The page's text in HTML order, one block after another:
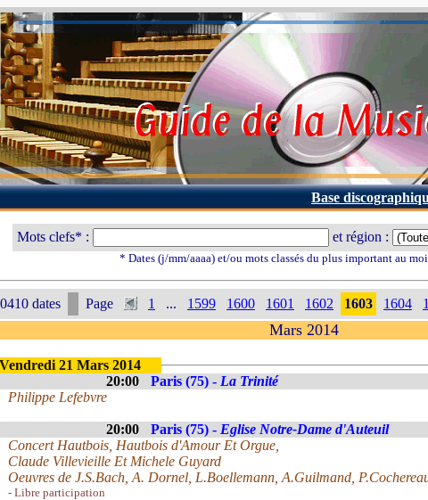
Base
Mots clefs* : et région :
* Dates (j/mm/aaaa) et/ou mots classés du plus important au
dates Page 1 ... 1599 1600 1601 1602 1603 1604
Mars 2014
21 Mars 2014
20:00
Paris (75) - La Trinité
Philippe Lefebvre
20:00 Paris (75) - Eglise Notre-Dame d'Auteuil
Concert Hautbois, Hautbois d'Amour Et Orgue,
Claude Villevieille Et Michele Guyard
Oeuvres de J.S.Bach, A. Dornel, L.Boellemann, A.Guilmand,
- Libre participation